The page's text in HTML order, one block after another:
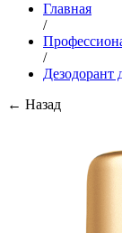
Главная
/
/
Дезодорант
← Назад